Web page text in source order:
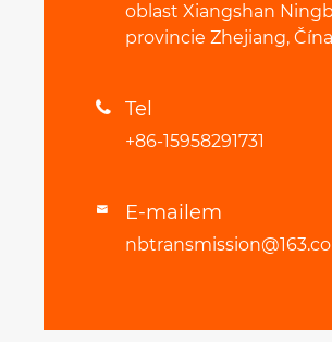
oblast Xiangshan
provincie Zhejiang, Čína
 Tel
+86-15958291731
 E-mailem